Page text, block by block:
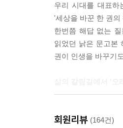
우리 시대를 대표
'세상을 바꾼 한 권의
한번쯤 해답 없는
읽었던 낡은 문고본
권이 인생을 바꾸기
어디에서 어긋난 것
회원리뷰 (164건)